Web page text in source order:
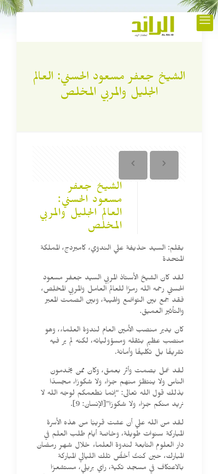
الشيخ جعفر مسعود الحسني: العالم
الجليل والمربي المخلص
الشيخ جعفر
مسعود الحسني:
العالم الجليل والمربي
المخلص
بقلم: السيد حذيفة علي الندوي، كامبردج، المملكة
المتحدة
لقد كان الشيخ الأستاذ المربي السيد جعفر مسعود
الحسني رحمه الله رمزًا للعالم العامل والمربي المخلِص،
فقد جمع بين التواضع والهيبة، وبين الصمت المعبر
والتأثير العميق.
كان يدير منصب الأمين العام لندوة العلماء، وهو
منصب عظيم بثقله ومسؤولياته، لكنه لم ير فيه
تشريفًا بل تكليفًا وأمانة.
لقد عمل بصمت وأثر بعمق، وكان ممن يخدمون
الناس ولا ينتظرُ منهم جزاء ولا شكورًا، مجسدًا
بذلك قول الله تعالى: “إنما نطعمكم لوجه الله لا
نريد منكم جزاء ولا شكورًا”[الإنسان: 9].
لقد من الله علي أن عشت قريبًا من هذه الأسرة
المباركة سنوات طويلة، وخاصة أيام طلب العلم في
دار العلوم التابعة لندوة العلماء خلال شهر رمضان
المبارك، حين كنتُ أخصُّ تلك الليالي المباركة
بالاعتكاف في مسجد تكية، راي بريلي، مستشعرًا